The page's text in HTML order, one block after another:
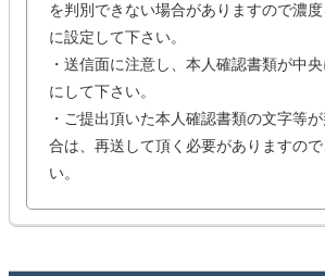
を判別できない場合がありますので濃度
に設定して下さい。
・送信面に注意し、本人確認書類が中
にして下さい。
・ご提出頂いた本人確認書類の文字等
合は、再送して頂く必要がありますの
い。